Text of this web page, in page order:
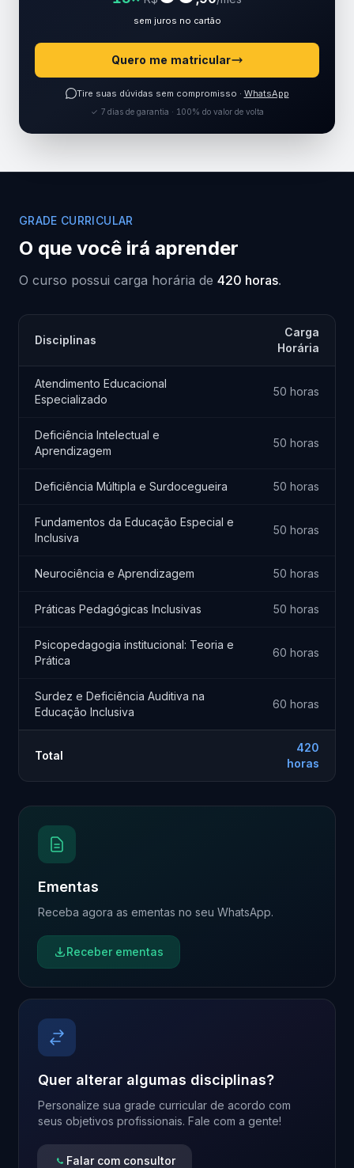
sem juros no cartão
Quero me matricular
Tire suas dúvidas sem compromisso · WhatsApp
✓ 7 dias de garantia · 100% do valor de volta
GRADE CURRICULAR
O que você irá aprender
O curso possui carga horária de 420 horas.
Disciplinas
Carga
Horária
Atendimento Educacional
Especializado
50 horas
Deficiência Intelectual e
Aprendizagem
50 horas
Deficiência Múltipla e Surdocegueira 50 horas
Fundamentos da Educação Especial e
Inclusiva
50 horas
Neurociência e Aprendizagem 50 horas
Práticas Pedagógicas Inclusivas 50 horas
Psicopedagogia institucional: Teoria e
Prática
60 horas
Surdez e Deficiência Auditiva na
Educação Inclusiva
60 horas
Total
420
horas
Ementas
Receba agora as ementas no seu WhatsApp.
Receber ementas
Quer alterar algumas disciplinas?
Personalize sua grade curricular de acordo com
seus objetivos profissionais. Fale com a gente!
Falar com consultor